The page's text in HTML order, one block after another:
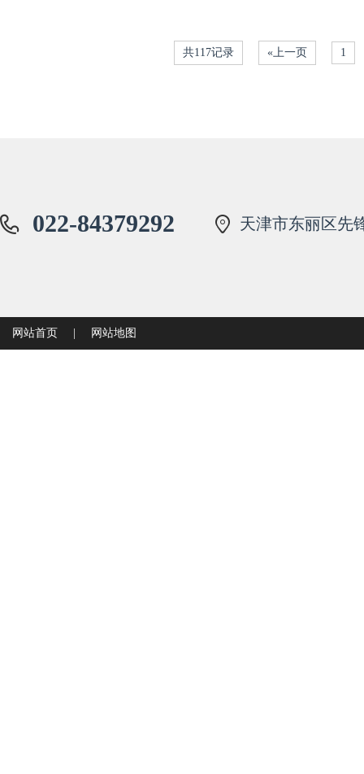
共117记录 «上一页 1
022-84379292 天津市东丽区先
网站首页 网站地图